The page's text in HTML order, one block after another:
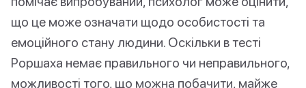
що це може означати щодо особистості та
емоційного стану людини. Оскільки в тесті
Роршаха немає правильного чи неправильного,
можливості того, що можна побачити, майже